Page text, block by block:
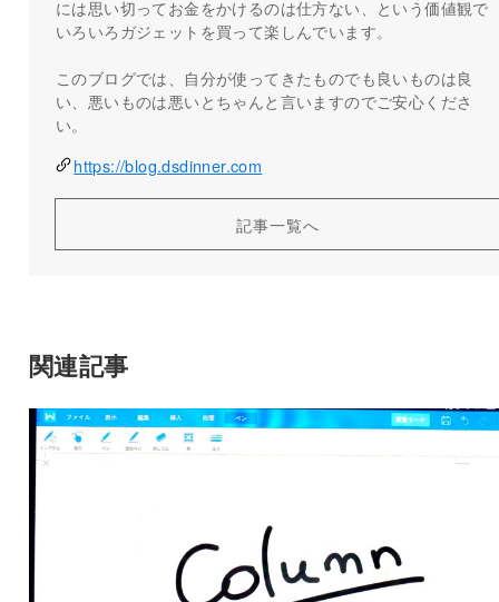
には思い切ってお金をかけるのは仕方ない、という価値観で
いろいろガジェットを買って楽しんでいます。
このブログでは、自分が使ってきたものでも良いものは良
い、悪いものは悪いとちゃんと言いますのでご安心くださ
い。
https://blog.dsdinner.com
記事一覧へ
関連記事